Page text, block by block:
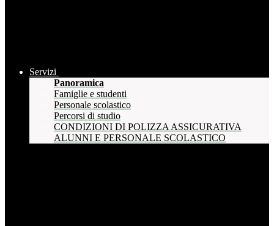
Servizi
Panoramica
Famiglie e studenti
Personale scolastico
Percorsi di studio
CONDIZIONI DI POLIZZA ASSICURATIVA
ALUNNI E PERSONALE SCOLASTICO